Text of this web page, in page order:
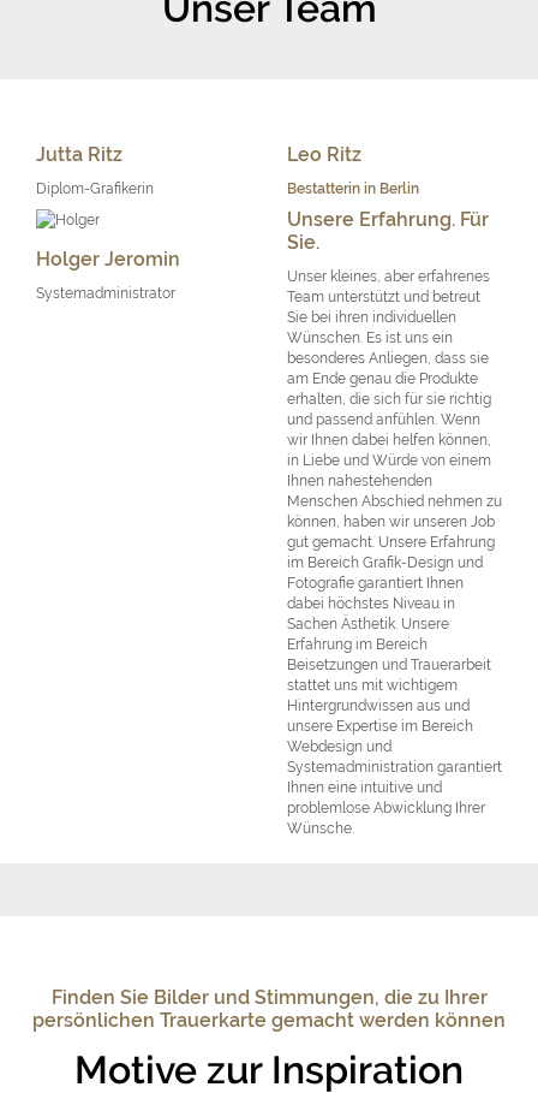
Jutta Ritz
Diplom-Grafikerin
Leo Ritz
Bestatterin in Berlin
Holger Jeromin
Systemadministrator
Unsere Erfahrung. Für
Sie.
Unser kleines, aber erfahrenes
Team unterstützt und betreut
Sie bei ihren individuellen
Wünschen. Es ist uns ein
besonderes Anliegen, dass sie
am Ende genau die Produkte
erhalten, die sich für sie richtig
und passend anfühlen. Wenn
wir Ihnen dabei helfen können,
in Liebe und Würde von einem
Ihnen nahestehenden
Menschen Abschied nehmen zu
können, haben wir unseren Job
gut gemacht. Unsere Erfahrung
im Bereich Grafik-Design und
Fotografie garantiert Ihnen
dabei höchstes Niveau in
Sachen Ästhetik. Unsere
Erfahrung im Bereich
Beisetzungen und Trauerarbeit
stattet uns mit wichtigem
Hintergrundwissen aus und
unsere Expertise im Bereich
Webdesign und
Systemadministration garantiert
Ihnen eine intuitive und
problemlose Abwicklung Ihrer
Wünsche.
Finden Sie Bilder und Stimmungen, die zu Ihrer
persönlichen Trauerkarte gemacht werden können
Motive zur Inspiration